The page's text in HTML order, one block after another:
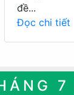
đề...
Đọc chi tiết